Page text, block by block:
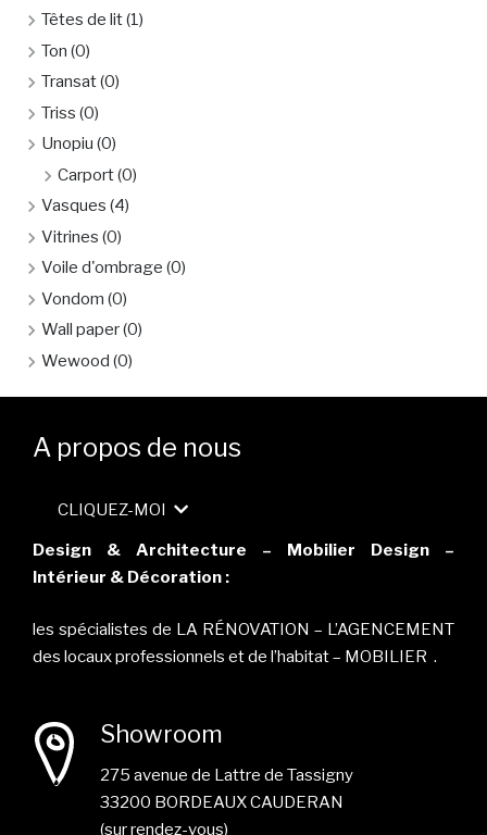
Têtes de lit(1)
Ton (0)
Transat(0)
Triss (0)
Unopiu (0)
Carport(0)
Vasques (4)
Vitrines (0)
Voile d'ombrage (0)
Vondom (0)
Wall paper(0)
Wewood (0)
A propos de nous
CLIQUEZ-MOI
Design & Architecture – Mobilier Design –
Intérieur & Décoration :
les spécialistes de LA RÉNOVATION – L’AGENCEMENT
des locaux professionnels et de l’habitat – MOBILIER .
Showroom
275 avenue de Lattre de Tassigny
33200 BORDEAUX CAUDERAN
(sur rendez-vous)